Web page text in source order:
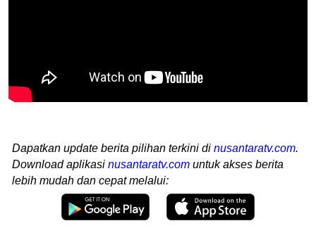
Dapatkan update berita pilihan terkini di nusantaratv.com.
Download aplikasi nusantaratv.com untuk akses berita
lebih mudah dan cepat melalui: